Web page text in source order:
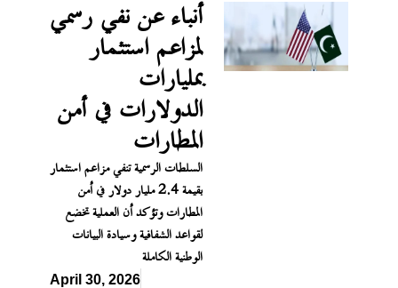
أنباء عن نفي رسمي
لمزاعم استثمار
بمليارات
الدولارات في أمن
المطارات
السلطات الرسمية تنفي مزاعم استثمار
بقيمة 2.4 مليار دولار في أمن
المطارات وتؤكد أن العملية تخضع
لقواعد الشفافية وسيادة البيانات
الوطنية الكاملة
April 30, 2026